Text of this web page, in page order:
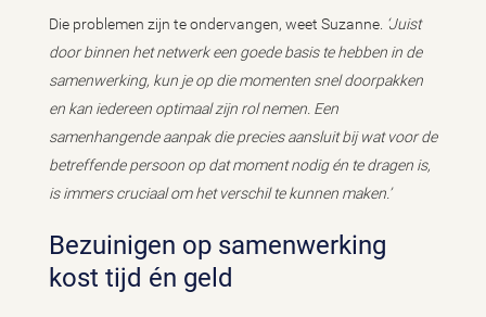
Die problemen zijn te ondervangen, weet Suzanne. ‘Juist
door binnen het netwerk een goede basis te hebben in de
samenwerking, kun je op die momenten snel doorpakken
en kan iedereen optimaal zijn rol nemen. Een
samenhangende aanpak die precies aansluit bij wat voor de
betreffende persoon op dat moment nodig én te dragen is,
is immers cruciaal om het verschil te kunnen maken.’
Bezuinigen op samenwerking
kost tijd én geld